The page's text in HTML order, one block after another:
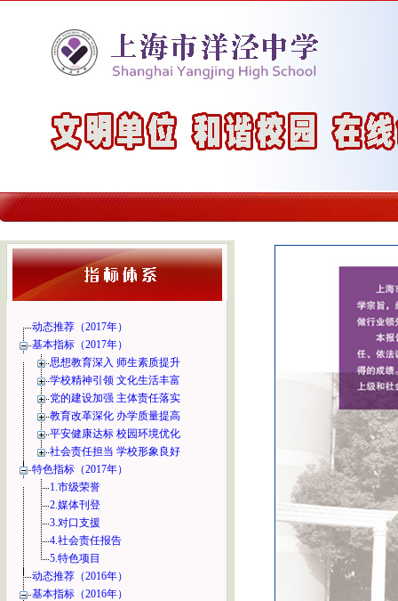
动态推荐（2017年）
基本指标（2017年）
思想教育深入 师生素质提升
学校精神引领 文化生活丰富
党的建设加强 主体责任落实
教育改革深化 办学质量提高
平安健康达标 校园环境优化
社会责任担当 学校形象良好
特色指标（2017年）
1.市级荣誉
2.媒体刊登
3.对口支援
4.社会责任报告
5.特色项目
动态推荐（2016年）
基本指标（2016年）